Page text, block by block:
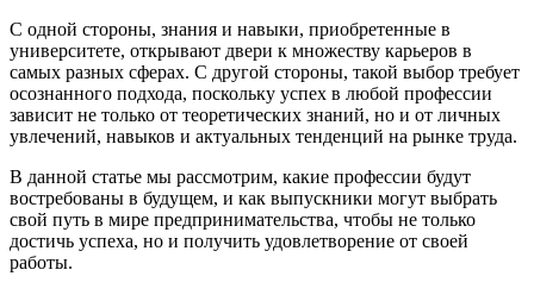
С одной стороны, знания и навыки, приобретенные в
университете, открывают двери к множеству карьеров в
самых разных сферах. С другой стороны, такой выбор требует
осознанного подхода, поскольку успех в любой профессии
зависит не только от теоретических знаний, но и от личных
увлечений, навыков и актуальных тенденций на рынке труда.
В данной статье мы рассмотрим, какие профессии будут
востребованы в будущем, и как выпускники могут выбрать
свой путь в мире предпринимательства, чтобы не только
достичь успеха, но и получить удовлетворение от своей
работы.